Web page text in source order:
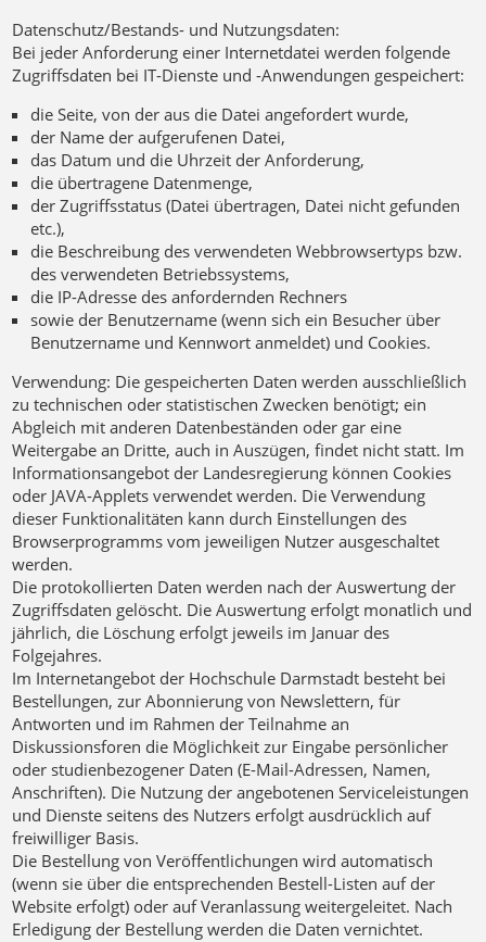
Datenschutz/Bestands- und Nutzungsdaten:
Bei jeder Anforderung einer Internetdatei werden folgende
Zugriffsdaten bei IT-Dienste und -Anwendungen gespeichert:
die Seite, von der aus die Datei angefordert wurde,
der Name der aufgerufenen Datei,
das Datum und die Uhrzeit der Anforderung,
die übertragene Datenmenge,
der Zugriffsstatus (Datei übertragen, Datei nicht gefunden
etc.),
die Beschreibung des verwendeten Webbrowsertyps bzw.
des verwendeten Betriebssystems,
die IP-Adresse des anfordernden Rechners
sowie der Benutzername (wenn sich ein Besucher über
Benutzername und Kennwort anmeldet) und Cookies.
Verwendung: Die gespeicherten Daten werden ausschließlich
zu technischen oder statistischen Zwecken benötigt; ein
Abgleich mit anderen Datenbeständen oder gar eine
Weitergabe an Dritte, auch in Auszügen, findet nicht statt. Im
Informationsangebot der Landesregierung können Cookies
oder JAVA-Applets verwendet werden. Die Verwendung
dieser Funktionalitäten kann durch Einstellungen des
Browserprogramms vom jeweiligen Nutzer ausgeschaltet
werden.
Die protokollierten Daten werden nach der Auswertung der
Zugriffsdaten gelöscht. Die Auswertung erfolgt monatlich und
jährlich, die Löschung erfolgt jeweils im Januar des
Folgejahres.
Im Internetangebot der Hochschule Darmstadt besteht bei
Bestellungen, zur Abonnierung von Newslettern, für
Antworten und im Rahmen der Teilnahme an
Diskussionsforen die Möglichkeit zur Eingabe persönlicher
oder studienbezogener Daten (E-Mail-Adressen, Namen,
Anschriften). Die Nutzung der angebotenen Serviceleistungen
und Dienste seitens des Nutzers erfolgt ausdrücklich auf
freiwilliger Basis.
Die Bestellung von Veröffentlichungen wird automatisch
(wenn sie über die entsprechenden Bestell-Listen auf der
Website erfolgt) oder auf Veranlassung weitergeleitet. Nach
Erledigung der Bestellung werden die Daten vernichtet.